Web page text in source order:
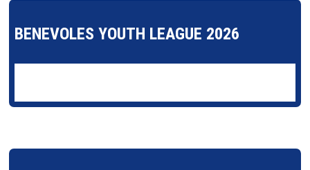
BENEVOLES YOUTH LEAGUE 2026